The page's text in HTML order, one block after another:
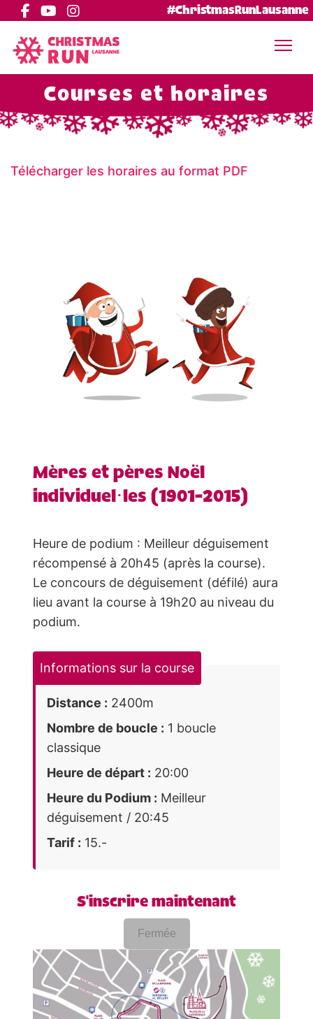
#ChristmasRunLausanne
Courses et horaires
Télécharger les horaires au format PDF
Mères et pères Noël
individuel·les (1901-2015)
Heure de podium : Meilleur déguisement
récompensé à 20h45 (après la course).
Le concours de déguisement (défilé) aura
lieu avant la course à 19h20 au niveau du
podium.
Informations sur la course
Distance : 2400m
Nombre de boucle : 1 boucle
classique
Heure de départ : 20:00
Heure du Podium : Meilleur
déguisement / 20:45
Tarif : 15.-
S'inscrire maintenant
Fermée